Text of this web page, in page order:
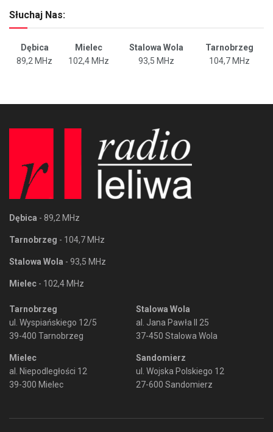
Słuchaj Nas:
Dębica Mielec Stalowa Wola
Tarnobrzeg
89,2 MHz
102,4 MHz 93,5 MHz 104,7 MHz
Dębica - 89,2 MHz
Tarnobrzeg - 104,7 MHz
Stalowa Wola - 93,5 MHz
Mielec - 102,4 MHz
Tarnobrzeg
ul. Wyspiańskiego 12/5
39-400 Tarnobrzeg
Mielec
al. Niepodległości 12
39-300 Mielec
Stalowa Wola
al. Jana Pawła II 25
37-450 Stalowa Wola
Sandomierz
ul. Wojska Polskiego 12
27-600 Sandomierz